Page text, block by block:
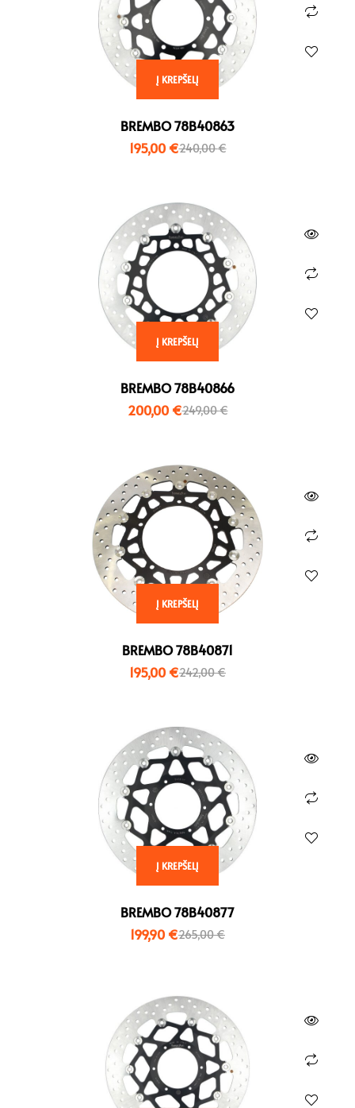
Į KREPŠELĮ
BREMBO 78B40863
240,00€
195,00 €
Į KREPŠELĮ
BREMBO 78B40866
249,00€
200,00 €
Į KREPŠELĮ
BREMBO 78B40871
242,00€
195,00 €
Į KREPŠELĮ
BREMBO 78B40877
265,00€
199,90 €